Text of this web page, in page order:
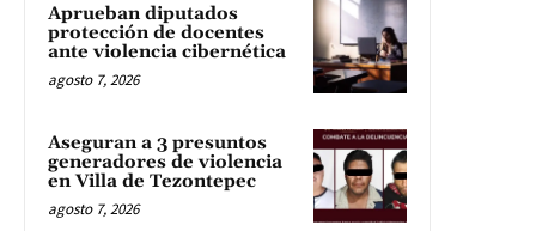
Aprueban diputados
protección de docentes
ante violencia cibernética
agosto 7, 2026
Aseguran a 3 presuntos
generadores de violencia
en Villa de Tezontepec
agosto 7, 2026